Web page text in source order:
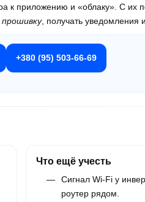
к приложению и «облаку». С
, получать уведомления
+380 (95) 503-66-69
Что ещё учесть
Сигнал Wi-Fi у
роутер рядом.